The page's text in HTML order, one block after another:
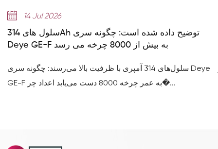
14 Jul 2026
سلول های 314Ah توضیح داده شده است: چگونه سری
Deye GE-F به بیش از 8000 چرخه می رسد
سلول‌های 314 آمپری با ظرفیت بالا می‌رسند: چگونه سری Deye
GE-F به عمر چرخه 8000 دست می‌یابد اعداد چر�...